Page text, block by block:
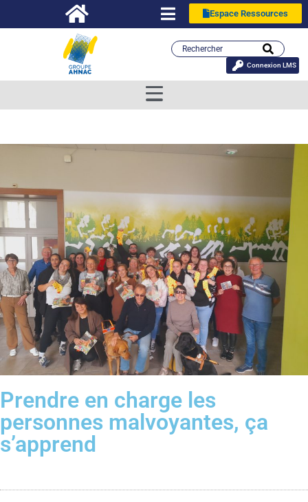
Espace Ressources
Connexion LMS
Prendre en charge les
personnes malvoyantes, ça
s’apprend